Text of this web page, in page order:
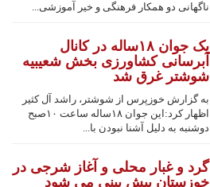
ناگهانی دو همکار فرهنگی و خیر آموزشی...
یک جوان ۱۸ساله در کانال
آبرسانی کشاورزی بخش شعیبیه
شوشتر غرق شد
به گزارش خوزپرس از شوشتر، راشد آل کثیر
اظهار کرد:این جوان ۱۸ساله ساعت ۱۰صبح
دوشنبه به دلیل آشنا نبودن با...
گرد و غبار محلی و آغاز شرجی در
خوزستان پیش بینی می شود